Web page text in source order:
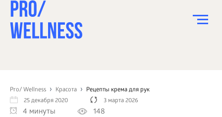
Pro/ Wellness Красота
Рецепты крема для рук
25 декабря 2020
3 марта 2026
4 минуты 148
СПОРТ
ЗДОРОВЬЕ